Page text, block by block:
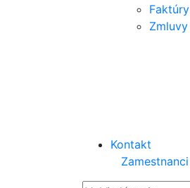
Faktúry
Zmluvy
Kontakt
Zamestnanci